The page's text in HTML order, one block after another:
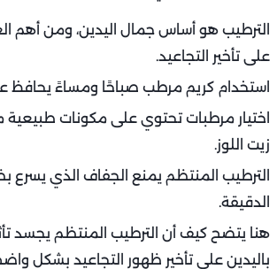
الترطيب هو أساس جمال اليدين، ومن أهم
على تأخير التجاعيد.
استخدام كريم مرطب صباحًا ومساءً يحافظ
اختيار مرطبات تحتوي على مكونات طبيعية
زيت اللوز.
الترطيب المنتظم يمنع الجفاف الذي يسرع
الدقيقة.
هنا يتضح كيف أن الترطيب المنتظم يجسد
باليدين على تأخير ظهور التجاعيد بشكل